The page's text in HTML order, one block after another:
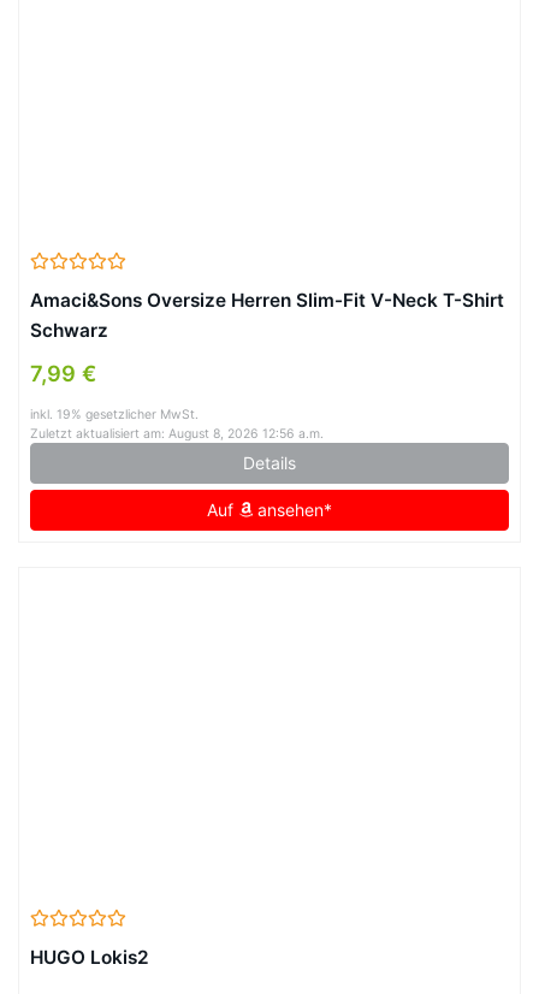
Amaci&Sons Oversize Herren Slim-Fit V-Neck T-Shirt
Schwarz
7,99 €
inkl. 19% gesetzlicher MwSt.
Zuletzt aktualisiert am: August 8, 2026 12:56 a.m.
Details
Auf ansehen*
HUGO Lokis2